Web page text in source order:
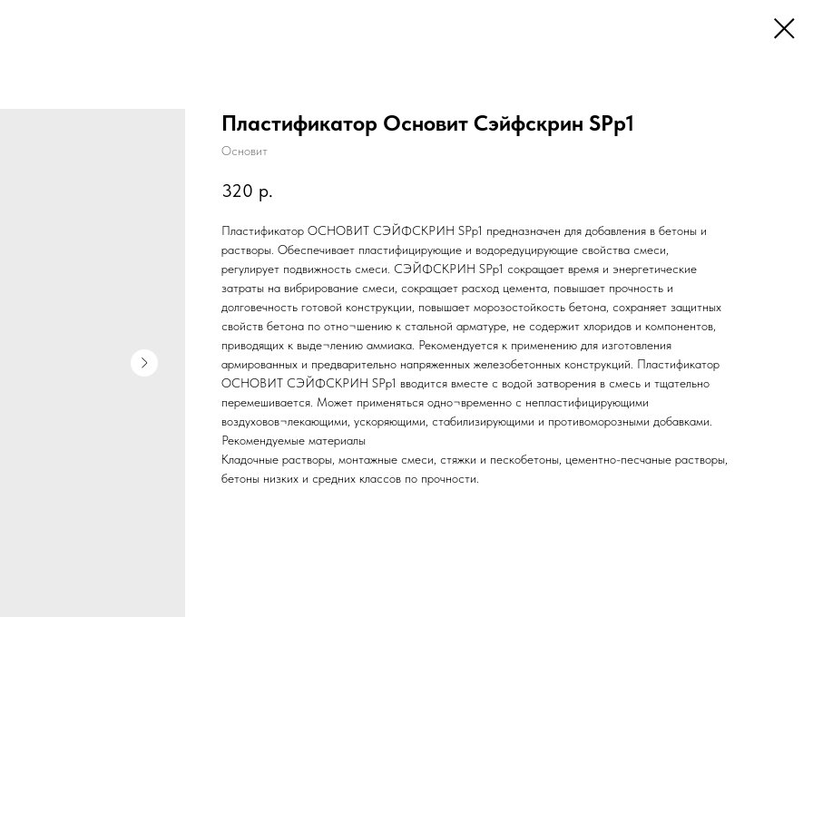
Пластификатор Основит Сэйфскрин SPp1
Основит
320 р.
Пластификатор ОСНОВИТ СЭЙФСКРИН SPp1 предназначен для добавления в бетоны и
растворы. Обеспечивает пластифицирующие и водоредуцирующие свойства смеси,
регулирует подвижность смеси. СЭЙФСКРИН SPp1 сокращает время и энергетические
затраты на вибрирование смеси, сокращает расход цемента, повышает прочность и
долговечность готовой конструкции, повышает морозостойкость бетона, сохраняет защитных
свойств бетона по отно¬шению к стальной арматуре, не содержит хлоридов и компонентов,
приводящих к выде¬лению аммиака. Рекомендуется к применению для изготовления
армированных и предварительно напряженных железобетонных конструкций. Пластификатор
ОСНОВИТ СЭЙФСКРИН SPp1 вводится вместе с водой затворения в смесь и тщательно
перемешивается. Может применяться одно¬временно с непластифицирующими
воздуховов¬лекающими, ускоряющими, стабилизирующими и противоморозными добавками.
Рекомендуемые материалы
Кладочные растворы, монтажные смеси, стяжки и пескобетоны, цементно-песчаные растворы,
бетоны низких и средних классов по прочности.